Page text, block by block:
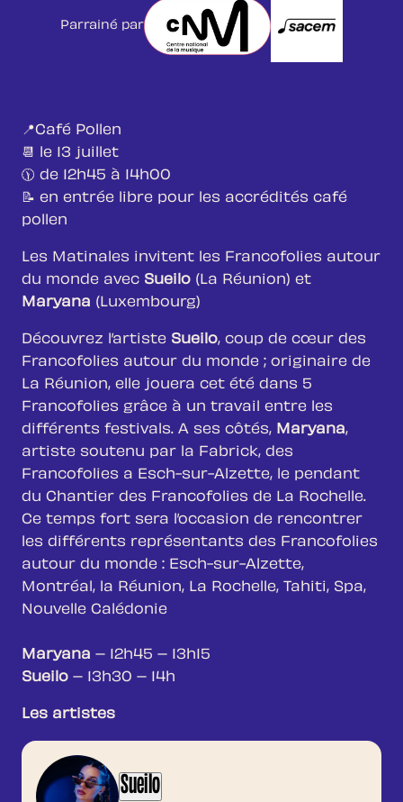
Parrainé par
📍Café Pollen
📆 le 13 juillet
🕦 de 12h45 à 14h00
📝 en entrée libre pour les accrédités café
pollen
Les Matinales invitent les Francofolies autour
du monde avec Sueilo (La Réunion) et
Maryana (Luxembourg)
Découvrez l’artiste Sueilo, coup de cœur des
Francofolies autour du monde ; originaire de
La Réunion, elle jouera cet été dans 5
Francofolies grâce à un travail entre les
différents festivals. A ses côtés, Maryana,
artiste soutenu par la Fabrick, des
Francofolies a Esch-sur-Alzette, le pendant
du Chantier des Francofolies de La Rochelle.
Ce temps fort sera l’occasion de rencontrer
les différents représentants des Francofolies
autour du monde : Esch-sur-Alzette,
Montréal, la Réunion, La Rochelle, Tahiti, Spa,
Nouvelle Calédonie
Maryana – 12h45 – 13h15
Sueilo – 13h30 – 14h
Les artistes
Sueilo